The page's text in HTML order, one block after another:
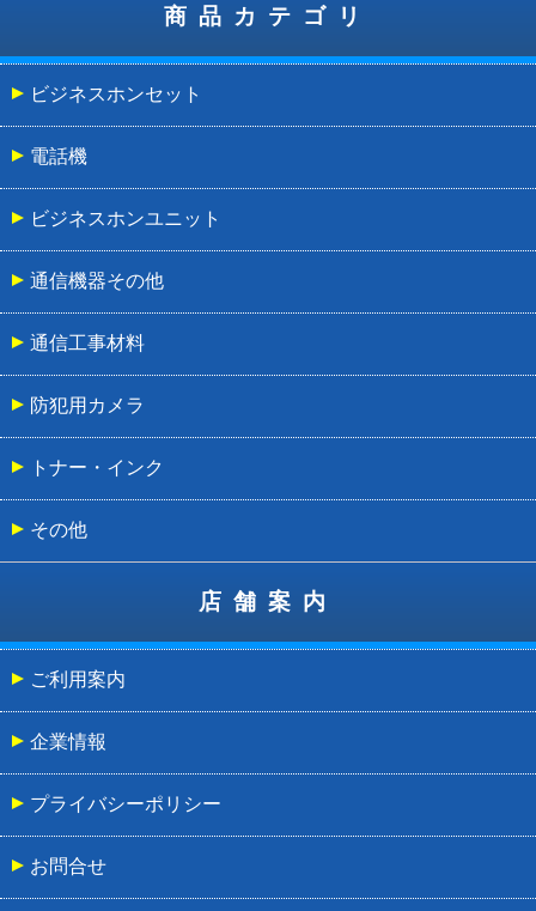
商品カテゴリ
ビジネスホンセット
電話機
ビジネスホンユニット
通信機器その他
通信工事材料
防犯用カメラ
トナー・インク
その他
店舗案内
ご利用案内
企業情報
プライバシーポリシー
お問合せ